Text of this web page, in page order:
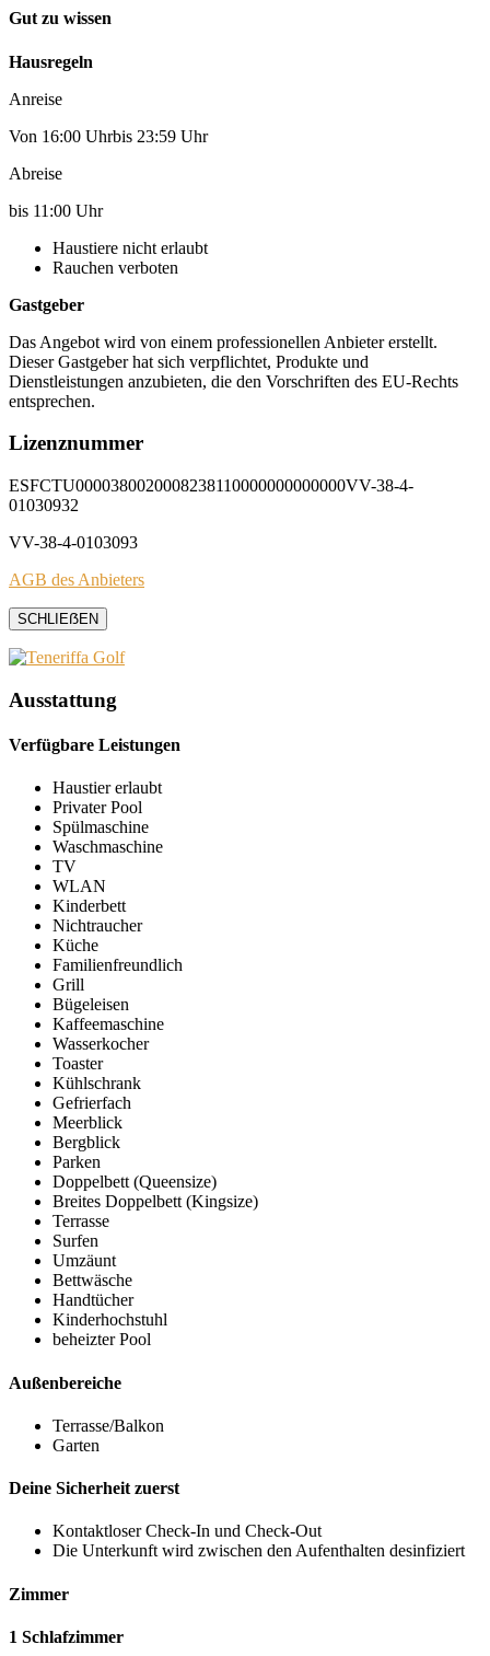
Gut zu wissen
Hausregeln
Anreise
Von 16:00 Uhrbis 23:59 Uhr
Abreise
bis 11:00 Uhr
Haustiere nicht erlaubt
Rauchen verboten
Gastgeber
Das Angebot wird von einem professionellen Anbieter erstellt.
Dieser Gastgeber hat sich verpflichtet, Produkte und
Dienstleistungen anzubieten, die den Vorschriften des EU-Rechts
entsprechen.
Lizenznummer
ESFCTU0000380020008238110000000000000VV-38-4-
01030932
VV-38-4-0103093
AGB des Anbieters
SCHLIEẞEN
Ausstattung
Verfügbare Leistungen
Haustier erlaubt
Privater Pool
Spülmaschine
Waschmaschine
TV
WLAN
Kinderbett
Nichtraucher
Küche
Familienfreundlich
Grill
Bügeleisen
Kaffeemaschine
Wasserkocher
Toaster
Kühlschrank
Gefrierfach
Meerblick
Bergblick
Parken
Doppelbett (Queensize)
Breites Doppelbett (Kingsize)
Terrasse
Surfen
Umzäunt
Bettwäsche
Handtücher
Kinderhochstuhl
beheizter Pool
Außenbereiche
Terrasse/Balkon
Garten
Deine Sicherheit zuerst
Kontaktloser Check-In und Check-Out
Die Unterkunft wird zwischen den Aufenthalten desinfiziert
Zimmer
1 Schlafzimmer